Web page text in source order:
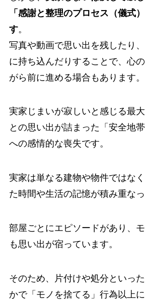
「感謝と整理のプロセス（儀式
す。
写真や動画で思い出を残したり
に持ち込んだりすることで、心
がら前に進める場合もあります。
実家じまいが寂しいと感じる最
との思い出が詰まった「安全地
への感情的な喪失です。
実家は単なる建物や物件ではな
た時間や生活の記憶が積み重なっ
部屋ごとにエピソードがあり、
も思い出が宿っています。
そのため、片付けや処分といっ
かで「モノを捨てる」行為以上に